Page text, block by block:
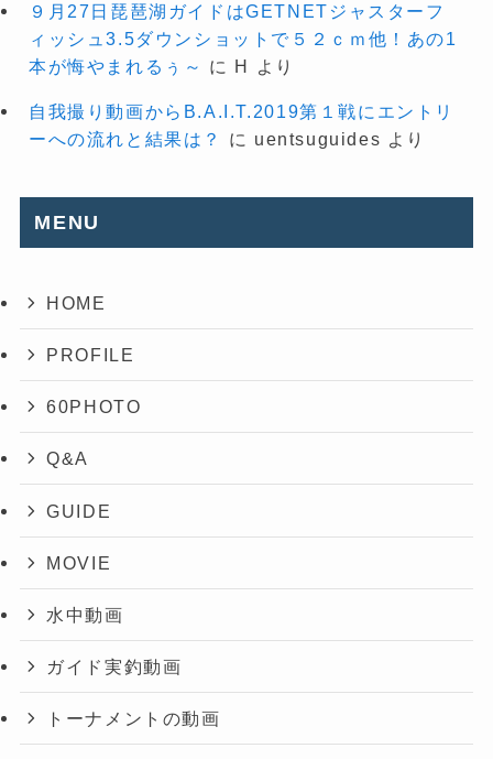
９月27日琵琶湖ガイドはGETNETジャスターフ
ィッシュ3.5ダウンショットで５２ｃｍ他！あの1
本が悔やまれるぅ～
に H より
自我撮り動画からB.A.I.T.2019第１戦にエントリ
ーへの流れと結果は？
に uentsuguides より
MENU
HOME
PROFILE
60PHOTO
Q&A
GUIDE
MOVIE
水中動画
ガイド実釣動画
トーナメントの動画